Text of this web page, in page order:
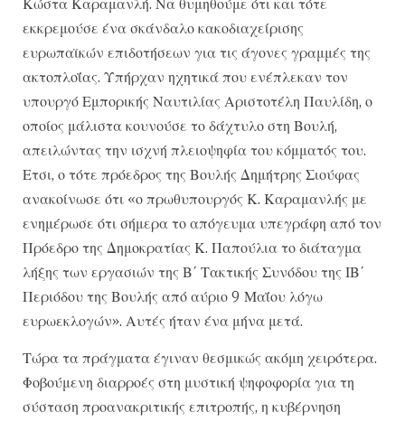
Κώστα Καραμανλή. Να θυμηθούμε ότι και τότε
εκκρεμούσε ένα σκάνδαλο κακοδιαχείρισης
ευρωπαϊκών επιδοτήσεων για τις άγονες γραμμές της
ακτοπλοΐας. Υπήρχαν ηχητικά που ενέπλεκαν τον
υπουργό Εμπορικής Ναυτιλίας Αριστοτέλη Παυλίδη, ο
οποίος μάλιστα κουνούσε το δάχτυλο στη Βουλή,
απειλώντας την ισχνή πλειοψηφία του κόμματός του.
Ετσι, ο τότε πρόεδρος της Βουλής Δημήτρης Σιούφας
ανακοίνωσε ότι «ο πρωθυπουργός Κ. Καραμανλής με
ενημέρωσε ότι σήμερα το απόγευμα υπεγράφη από τον
Πρόεδρο της Δημοκρατίας Κ. Παπούλια το διάταγμα
λήξης των εργασιών της Β΄ Τακτικής Συνόδου της ΙΒ΄
Περιόδου της Βουλής από αύριο 9 Μαΐου λόγω
ευρωεκλογών». Αυτές ήταν ένα μήνα μετά.
Τώρα τα πράγματα έγιναν θεσμικώς ακόμη χειρότερα.
Φοβούμενη διαρροές στη μυστική ψηφοφορία για τη
σύσταση προανακριτικής επιτροπής, η κυβέρνηση